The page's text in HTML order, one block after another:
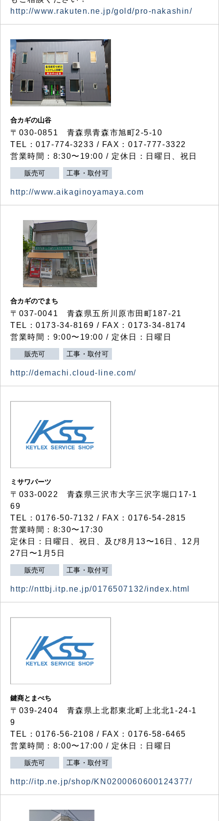
http://www.rakuten.ne.jp/gold/pro-nakashin/
合カギの山谷
〒030-0851 青森県青森市旭町2-5-10
TEL：017-774-3233 / FAX：017-777-3322
営業時間：8:30〜19:00 / 定休日：日曜日、祝日
販売可 工事・取付可
http://www.aikaginoyamaya.com
合カギのでまち
〒037-0041 青森県五所川原市田町187-21
TEL：0173-34-8169 / FAX：0173-34-8174
営業時間：9:00〜19:00 / 定休日：日曜日
販売可 工事・取付可
http://demachi.cloud-line.com/
ミサワパーツ
〒033-0022 青森県三沢市大字三沢字堀口17-1
69
TEL：0176-50-7132 / FAX：0176-54-2815
営業時間：8:30〜17:30
定休日：日曜日、祝日、及び8月13〜16日、12月
27日〜1月5日
販売可 工事・取付可
http://nttbj.itp.ne.jp/0176507132/index.html
鍵商とまべち
〒039-2404 青森県上北郡東北町上北北1-24-1
9
TEL：0176-56-2108 / FAX：0176-58-6465
営業時間：8:00〜17:00 / 定休日：日曜日
販売可 工事・取付可
http://itp.ne.jp/shop/KN0200060600124377/